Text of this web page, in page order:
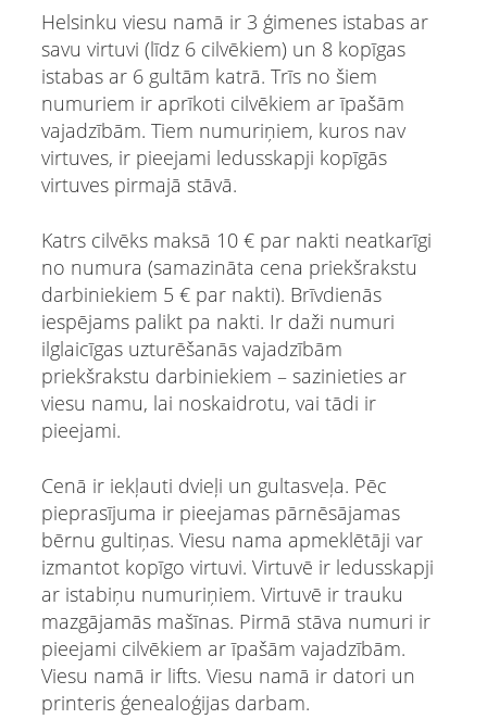
Helsinku viesu namā ir 3 ģimenes istabas ar
savu virtuvi (līdz 6 cilvēkiem) un 8 kopīgas
istabas ar 6 gultām katrā. Trīs no šiem
numuriem ir aprīkoti cilvēkiem ar īpašām
vajadzībām. Tiem numuriņiem, kuros nav
virtuves, ir pieejami ledusskapji kopīgās
virtuves pirmajā stāvā.
Katrs cilvēks maksā 10 € par nakti neatkarīgi
no numura (samazināta cena priekšrakstu
darbiniekiem 5 € par nakti). Brīvdienās
iespējams palikt pa nakti. Ir daži numuri
ilglaicīgas uzturēšanās vajadzībām
priekšrakstu darbiniekiem – sazinieties ar
viesu namu, lai noskaidrotu, vai tādi ir
pieejami.
Cenā ir iekļauti dvieļi un gultasveļa. Pēc
pieprasījuma ir pieejamas pārnēsājamas
bērnu gultiņas. Viesu nama apmeklētāji var
izmantot kopīgo virtuvi. Virtuvē ir ledusskapji
ar istabiņu numuriņiem. Virtuvē ir trauku
mazgājamās mašīnas. Pirmā stāva numuri ir
pieejami cilvēkiem ar īpašām vajadzībām.
Viesu namā ir lifts. Viesu namā ir datori un
printeris ģenealoģijas darbam.